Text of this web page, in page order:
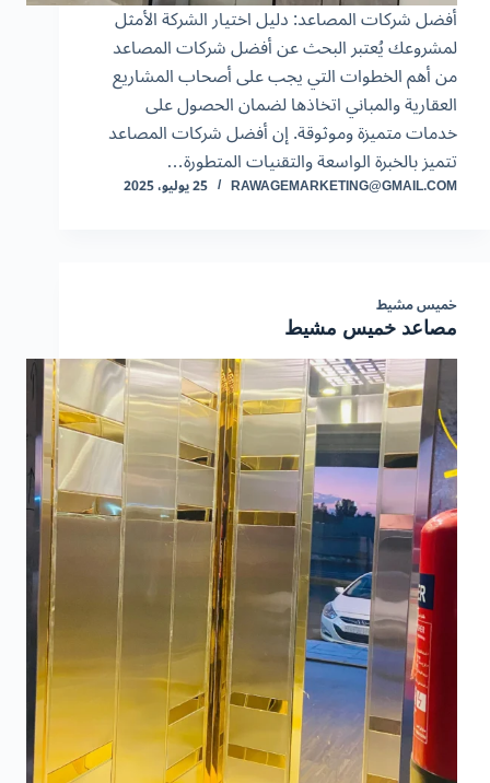
أفضل شركات المصاعد: دليل اختيار الشركة الأمثل
لمشروعك يُعتبر البحث عن أفضل شركات المصاعد
من أهم الخطوات التي يجب على أصحاب المشاريع
العقارية والمباني اتخاذها لضمان الحصول على
خدمات متميزة وموثوقة. إن أفضل شركات المصاعد
تتميز بالخبرة الواسعة والتقنيات المتطورة…
RAWAGEMARKETING@GMAIL.COM 25 يوليو، 2025
خميس مشيط
مصاعد خميس مشيط